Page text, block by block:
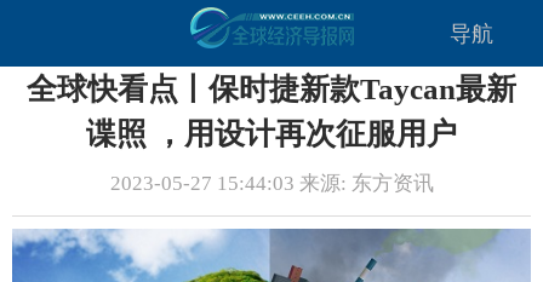
导航
全球快看点丨保时捷新款Taycan最新
谍照 ，用设计再次征服用户
2023-05-27 15:44:03 来源: 东方资讯